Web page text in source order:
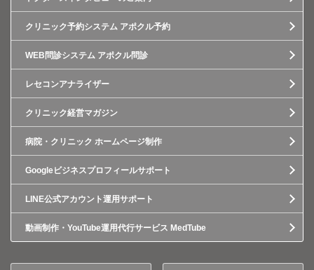
クリニック予約システム アポクル予約
WEB問診システム アポクル問診
レセコンアナライザー
クリニック経営マガジン
病院・クリニック ホームページ制作
Googleビジネスプロフィールサポート
LINE公式アカウント運用サポート
動画制作・YouTube運用代行サービス MedTube